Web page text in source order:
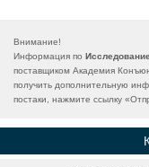
Внимание!
Информация по
поставщиком Академия
получить дополнительную
постаки, нажмите ссылку «